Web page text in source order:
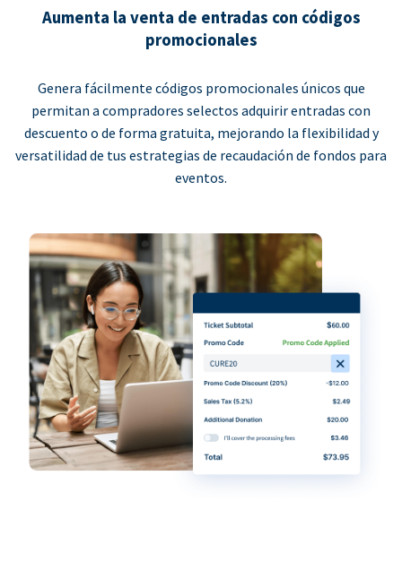
Aumenta la venta de entradas con códigos
promocionales
Genera fácilmente códigos promocionales únicos que
permitan a compradores selectos adquirir entradas con
descuento o de forma gratuita, mejorando la flexibilidad y
versatilidad de tus estrategias de recaudación de fondos para
eventos.